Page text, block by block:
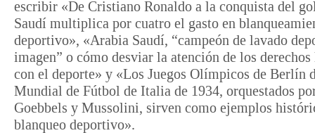
escribir «De Cristiano Ronaldo a la conquista del
Saudí multiplica por cuatro el gasto en
deportivo», «Arabia Saudí, “campeón de lavado
imagen” o cómo desviar la atención de los derechos
con el deporte» y «Los Juegos Olímpicos de Berlín
Mundial de Fútbol de Italia de 1934, orquestados
Goebbels y Mussolini, sirven como ejemplos
blanqueo deportivo».